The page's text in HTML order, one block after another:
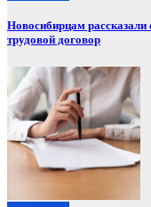
Новосибирцам рассказали
трудовой договор